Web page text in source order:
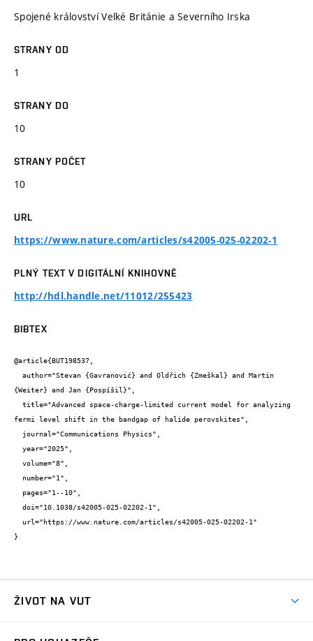
Spojené království Velké Británie a Severního Irska
STRANY OD
1
STRANY DO
10
STRANY POČET
10
URL
https://www.nature.com/articles/s42005-025-02202-1
PLNÝ TEXT V DIGITÁLNÍ KNIHOVNĚ
http://hdl.handle.net/11012/255423
BIBTEX
@article{BUT198537,
{Weiter} and Jan {Pospíšil}",
fermi level shift in the bandgap of halide perovskites",
}
ŽIVOT NA VUT